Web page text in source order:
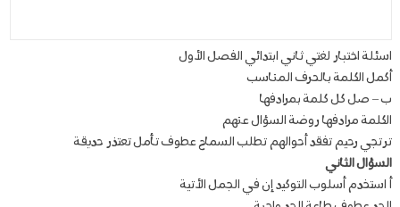
اسئلة اختبار لغتي ثاني ابتدائي الفصل الأول
أكمل الكلمة بالحرف المناسب
ب – صل كل كلمة بمرادفها
الكلمة مرادفها روضة السؤال عنهم
ترتجي رحيم تفقد أحوالهم تطلب السماح عطوف تأمل تعتذر حديقة
السؤال الثاني
أ استخدم أسلوب التوكيد إن في الجمل الأتية